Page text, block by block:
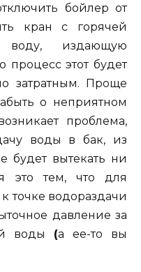
бойлер от
кран с горячей
издающую
процесс этот будет
затратным. Проще
о неприятном
проблема,
воды в бак, из
будет вытекать ни
это тем, что для
точке водораздачи
давление за
воды (а ее-то вы